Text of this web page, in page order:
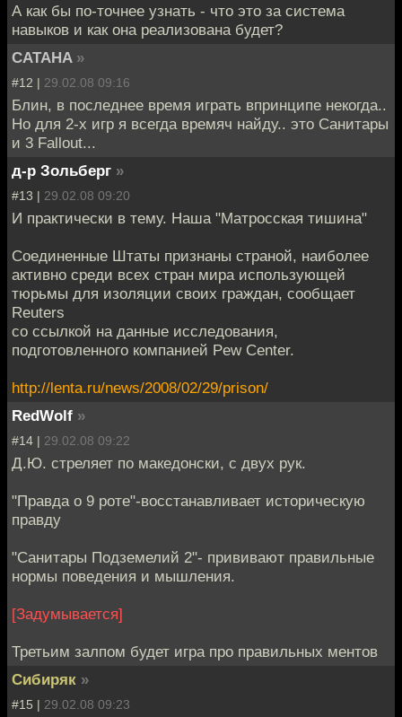
А как бы по-точнее узнать - что это за система
навыков и как она реализована будет?
CATAHA »
#12 | 29.02.08 09:16
Блин, в последнее время играть впринципе некогда..
Но для 2-х игр я всегда времяч найду.. это Санитары
и 3 Fallout...
д-р Зольберг »
#13 | 29.02.08 09:20
И практически в тему. Наша "Матросская тишина"
Соединенные Штаты признаны страной, наиболее
активно среди всех стран мира использующей
тюрьмы для изоляции своих граждан, сообщает
Reuters
со ссылкой на данные исследования,
подготовленного компанией Pew Center.
http://lenta.ru/news/2008/02/29/prison/
RedWolf »
#14 | 29.02.08 09:22
Д.Ю. стреляет по македонски, с двух рук.
"Правда о 9 роте"-восстанавливает историческую
правду
"Санитары Подземелий 2"- прививают правильные
нормы поведения и мышления.
[Задумывается]
Третьим залпом будет игра про правильных ментов
Сибиряк »
#15 | 29.02.08 09:23